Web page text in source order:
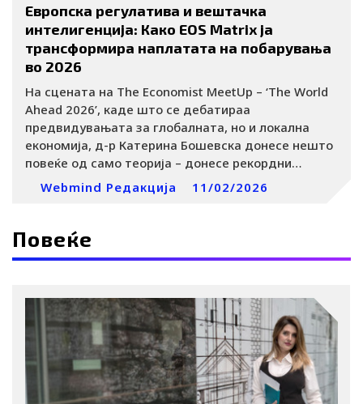
Европска регулатива и вештачка
интелигенција: Како EOS Matrix ја
трансформира наплатата на побарувања
во 2026
На сцената на The Economist MeetUp – ‘The World
Ahead 2026’, каде што се дебатираа
предвидувањата за глобалната, но и локална
економија, д-р Катерина Бошевска донесе нешто
повеќе од само теорија – донесе рекордни…
Webmind Редакција
11/02/2026
Повеќе